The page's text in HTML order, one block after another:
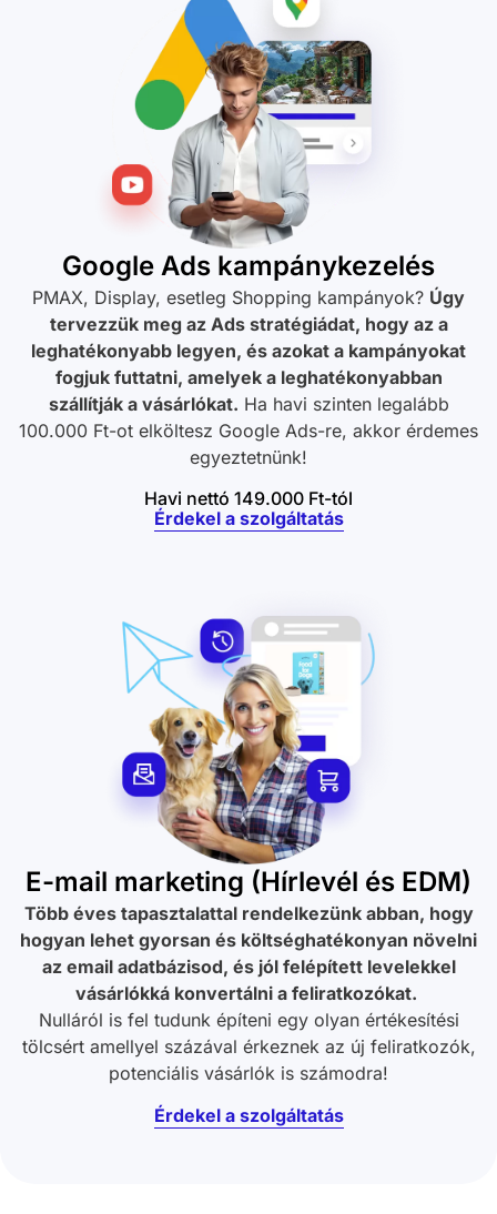
Google Ads kampánykezelés
PMAX, Display, esetleg Shopping kampányok? Úgy
tervezzük meg az Ads stratégiádat, hogy az a
leghatékonyabb legyen, és azokat a kampányokat
fogjuk futtatni, amelyek a leghatékonyabban
szállítják a vásárlókat. Ha havi szinten legalább
100.000 Ft-ot elköltesz Google Ads-re, akkor érdemes
egyeztetnünk!
Havi nettó 149.000 Ft-tól
Érdekel a szolgáltatás
E-mail marketing (Hírlevél és EDM)
Több éves tapasztalattal rendelkezünk abban, hogy
hogyan lehet gyorsan és költséghatékonyan növelni
az email adatbázisod, és jól felépített levelekkel
vásárlókká konvertálni a feliratkozókat.
Nulláról is fel tudunk építeni egy olyan értékesítési
tölcsért amellyel százával érkeznek az új feliratkozók,
potenciális vásárlók is számodra!
Érdekel a szolgáltatás